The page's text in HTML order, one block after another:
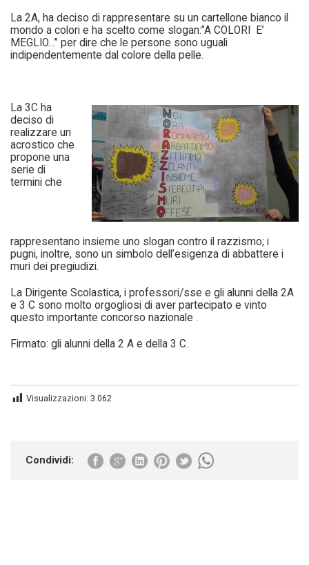
La 2A, ha deciso di rappresentare su un cartellone bianco il
mondo a colori e ha scelto come slogan:”A COLORI E’
MEGLIO…” per dire che le persone sono uguali
indipendentemente dal colore della pelle.
La 3C ha
deciso di
realizzare un
acrostico che
propone una
serie di
termini che
rappresentano insieme uno slogan contro il razzismo; i
pugni, inoltre, sono un simbolo dell’esigenza di abbattere i
muri dei pregiudizi.
La Dirigente Scolastica, i professori/sse e gli alunni della 2A
e 3 C sono molto orgogliosi di aver partecipato e vinto
questo importante concorso nazionale .
Firmato: gli alunni della 2 A e della 3 C.
Visualizzazioni: 3.062
Condividi: